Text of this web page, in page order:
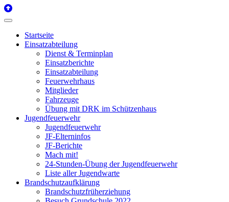
Startseite
Einsatzabteilung
Dienst & Terminplan
Einsatzberichte
Einsatzabteilung
Feuerwehrhaus
Mitglieder
Fahrzeuge
Übung mit DRK im Schützenhaus
Jugendfeuerwehr
Jugendfeuerwehr
JF-Elterninfos
JF-Berichte
Mach mit!
24-Stunden-Übung der Jugendfeuerwehr
Liste aller Jugendwarte
Brandschutzaufklärung
Brandschutzfrüherziehung